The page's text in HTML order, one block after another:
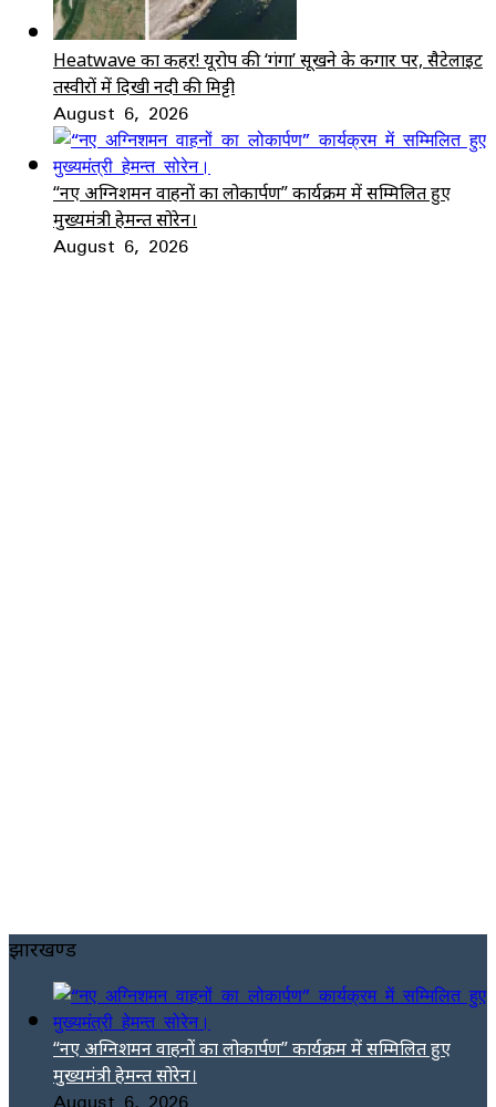
Heatwave का कहर! यूरोप की ‘गंगा’ सूखने के कगार पर, सैटेलाइट
तस्वीरों में दिखी नदी की मिट्टी
August 6, 2026
“नए अग्निशमन वाहनों का लोकार्पण” कार्यक्रम में सम्मिलित हुए
मुख्यमंत्री हेमन्त सोरेन।
August 6, 2026
झारखण्ड
“नए अग्निशमन वाहनों का लोकार्पण” कार्यक्रम में सम्मिलित हुए
मुख्यमंत्री हेमन्त सोरेन।